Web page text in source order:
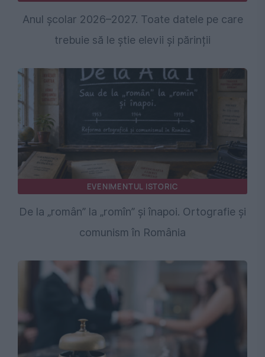
Anul școlar 2026–2027. Toate datele pe care
trebuie să le știe elevii și părinții
EVENIMENTUL ISTORIC
De la „român” la „romîn” și înapoi. Ortografie și
comunism în România